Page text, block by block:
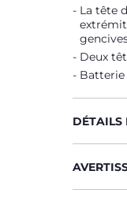
La tête
Deux
Batterie
DÉTAILS